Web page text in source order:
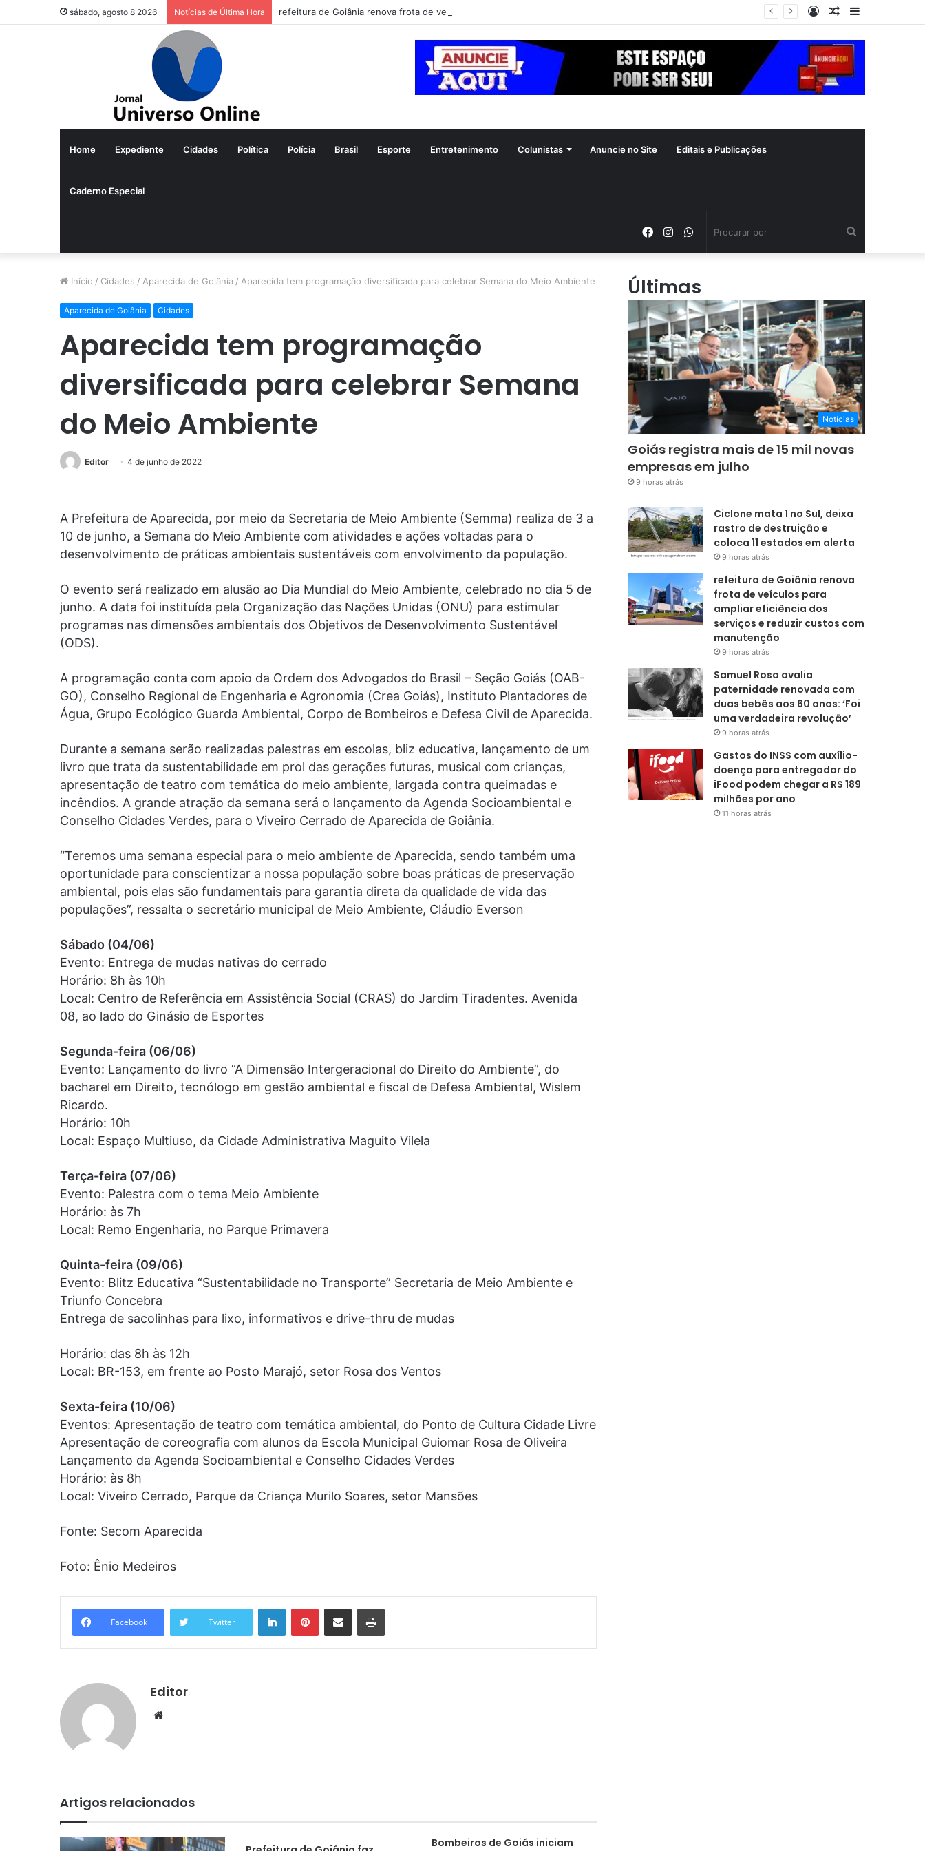
sábado, agosto 8 2026 Notícias de Última Hora
Barra
Artigo
Entrar
Home Expediente Cidades Política Polícia Brasil Esporte Entretenimento Colunistas Anuncie no Site Editais e Publicações
Caderno Especial
WhatsApp
Instagram
Facebook
Início / Cidades / Aparecida de Goiânia / Aparecida tem programação diversificada para celebrar Semana do Meio Ambiente
Aparecida de Goiânia Cidades
Aparecida tem programação
diversificada para celebrar Semana
do Meio Ambiente
Editor 4 de junho de 2022
A Prefeitura de Aparecida, por meio da Secretaria de Meio Ambiente (Semma) realiza de 3 a
10 de junho, a Semana do Meio Ambiente com atividades e ações voltadas para o
desenvolvimento de práticas ambientais sustentáveis com envolvimento da população.
O evento será realizado em alusão ao Dia Mundial do Meio Ambiente, celebrado no dia 5 de
junho. A data foi instituída pela Organização das Nações Unidas (ONU) para estimular
programas nas dimensões ambientais dos Objetivos de Desenvolvimento Sustentável
(ODS).
A programação conta com apoio da Ordem dos Advogados do Brasil – Seção Goiás (OAB-
GO), Conselho Regional de Engenharia e Agronomia (Crea Goiás), Instituto Plantadores de
Água, Grupo Ecológico Guarda Ambiental, Corpo de Bombeiros e Defesa Civil de Aparecida.
Durante a semana serão realizadas palestras em escolas, bliz educativa, lançamento de um
livro que trata da sustentabilidade em prol das gerações futuras, musical com crianças,
apresentação de teatro com temática do meio ambiente, largada contra queimadas e
incêndios. A grande atração da semana será o lançamento da Agenda Socioambiental e
Conselho Cidades Verdes, para o Viveiro Cerrado de Aparecida de Goiânia.
“Teremos uma semana especial para o meio ambiente de Aparecida, sendo também uma
oportunidade para conscientizar a nossa população sobre boas práticas de preservação
ambiental, pois elas são fundamentais para garantia direta da qualidade de vida das
populações”, ressalta o secretário municipal de Meio Ambiente, Cláudio Everson
Sábado (04/06)
Evento: Entrega de mudas nativas do cerrado
Horário: 8h às 10h
Local: Centro de Referência em Assistência Social (CRAS) do Jardim Tiradentes. Avenida
08, ao lado do Ginásio de Esportes
Segunda-feira (06/06)
Evento: Lançamento do livro “A Dimensão Intergeracional do Direito do Ambiente”, do
bacharel em Direito, tecnólogo em gestão ambiental e fiscal de Defesa Ambiental, Wislem
Ricardo.
Horário: 10h
Local: Espaço Multiuso, da Cidade Administrativa Maguito Vilela
Terça-feira (07/06)
Evento: Palestra com o tema Meio Ambiente
Horário: às 7h
Local: Remo Engenharia, no Parque Primavera
Quinta-feira (09/06)
Evento: Blitz Educativa “Sustentabilidade no Transporte” Secretaria de Meio Ambiente e
Triunfo Concebra
Entrega de sacolinhas para lixo, informativos e drive-thru de mudas
Horário: das 8h às 12h
Local: BR-153, em frente ao Posto Marajó, setor Rosa dos Ventos
Sexta-feira (10/06)
Eventos: Apresentação de teatro com temática ambiental, do Ponto de Cultura Cidade Livre
Apresentação de coreografia com alunos da Escola Municipal Guiomar Rosa de Oliveira
Lançamento da Agenda Socioambiental e Conselho Cidades Verdes
Horário: às 8h
Local: Viveiro Cerrado, Parque da Criança Murilo Soares, setor Mansões
Fonte: Secom Aparecida
Foto: Ênio Medeiros
Facebook Twitter
LinkedinPinterestCompartilhar via e-mail Imprimir
Editor
Website
Artigos relacionados
Bombeiros de Goiás iniciam
Últimas
Notícias
Goiás registra mais de 15 mil novas
empresas em julho
9 horas atrás
Ciclone mata 1 no Sul, deixa
rastro de destruição e
coloca 11 estados em alerta
9 horas atrás
refeitura de Goiânia renova
frota de veículos para
ampliar eficiência dos
serviços e reduzir custos com
manutenção
9 horas atrás
Samuel Rosa avalia
paternidade renovada com
duas bebês aos 60 anos: ‘Foi
uma verdadeira revolução’
9 horas atrás
Gastos do INSS com auxílio-
doença para entregador do
iFood podem chegar a R$ 189
milhões por ano
11 horas atrás